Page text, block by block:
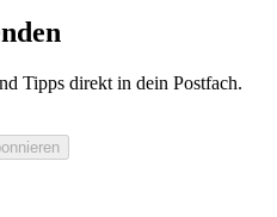
Tipps direkt in dein Postfach.